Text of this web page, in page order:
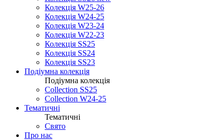
Колекція W25-26
Колекція W24-25
Колекція W23-24
Колекція W22-23
Колекція SS25
Колекція SS24
Колекція SS23
Подіумна колекція
Подіумна колекція
Collection SS25
Collection W24-25
Тематичні
Тематичні
Свято
Про нас